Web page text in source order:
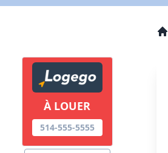
À LOUER
514-555-5555